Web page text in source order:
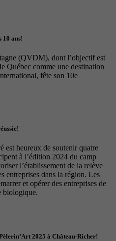
10 ans!
(QVDM), dont l’objectif est
Québec comme une destination
fête son 10e
est heureux de soutenir quatre
à l’édition 2024 du camp
l’établissement de la relève
entreprises dans la région. Les
et opérer des entreprises de
biologique.
2025 à Château-Richer!